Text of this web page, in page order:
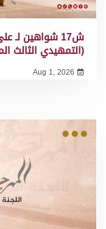
ش17 شواهين
(التمهيدي الثالث
Aug 1, 2026